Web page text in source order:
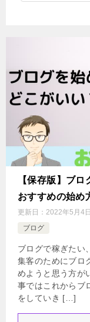
【保存版】ブ
おすすめの始め
更新日： 2022年5月4日
ブログ
ブログで稼ぎたい
集客のためにブロ
めようと思う方が
事ではこれからブ
をしていき […]